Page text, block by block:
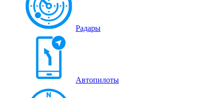
Радары
Автопилоты